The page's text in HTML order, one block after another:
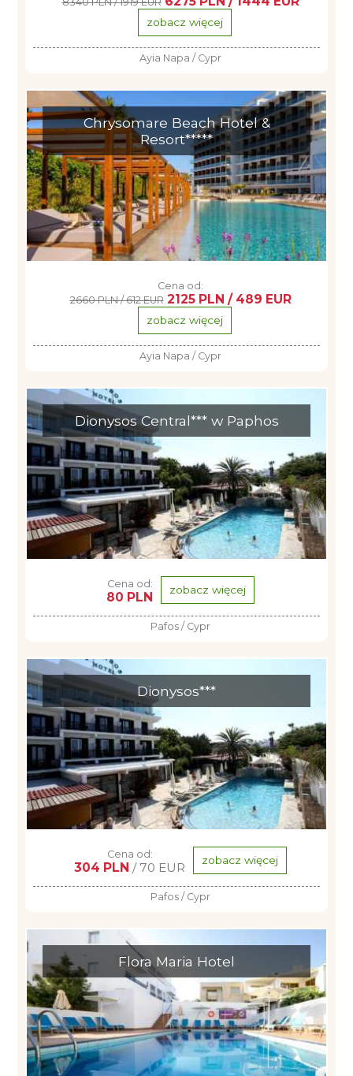
zobacz więcej
Ayia Napa / Cypr
Chrysomare Beach Hotel &
Resort*****
Cena od:
2660 PLN / 612 EUR 2125 PLN / 489 EUR
zobacz więcej
Ayia Napa / Cypr
Dionysos Central*** w Paphos
Cena od:
80 PLN zobacz więcej
Pafos / Cypr
Dionysos***
Cena od:
304 PLN / 70 EUR zobacz więcej
Pafos / Cypr
Flora Maria Hotel